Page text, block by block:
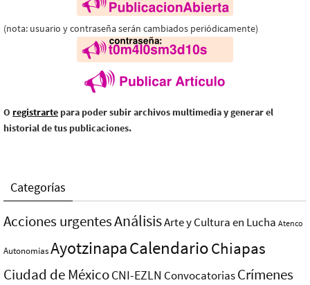
(nota: usuario y contraseña serán cambiados periódicamente)
O registrarte para poder subir archivos multimedia y generar el
historial de tus publicaciones.
Categorías
Acciones urgentesAnálisisArte y Cultura en Lucha Atenco
AutonomíasAyotzinapaCalendarioChiapas
Ciudad de MéxicoCNI-EZLN ConvocatoriasCrímenes